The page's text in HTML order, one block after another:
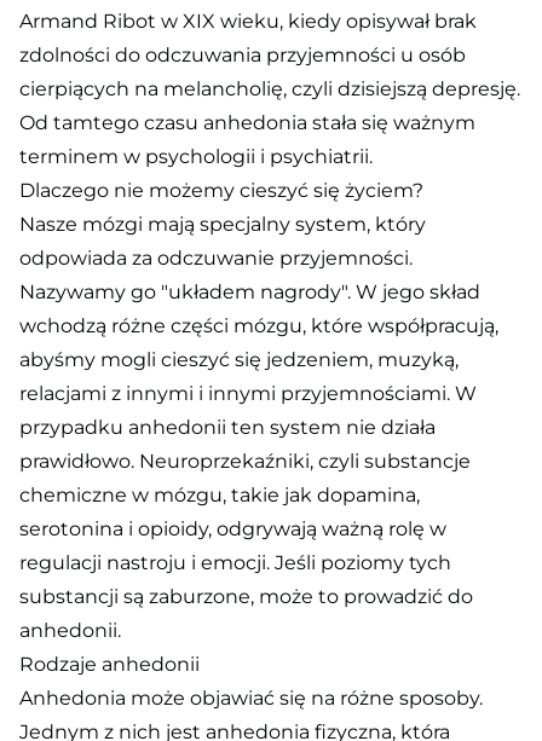
Armand Ribot w XIX wieku, kiedy opisywał brak
zdolności do odczuwania przyjemności u osób
cierpiących na melancholię, czyli dzisiejszą depresję.
Od tamtego czasu anhedonia stała się ważnym
terminem w psychologii i psychiatrii.
Dlaczego nie możemy cieszyć się życiem?
Nasze mózgi mają specjalny system, który
odpowiada za odczuwanie przyjemności.
Nazywamy go "układem nagrody". W jego skład
wchodzą różne części mózgu, które współpracują,
abyśmy mogli cieszyć się jedzeniem, muzyką,
relacjami z innymi i innymi przyjemnościami. W
przypadku anhedonii ten system nie działa
prawidłowo. Neuroprzekaźniki, czyli substancje
chemiczne w mózgu, takie jak dopamina,
serotonina i opioidy, odgrywają ważną rolę w
regulacji nastroju i emocji. Jeśli poziomy tych
substancji są zaburzone, może to prowadzić do
anhedonii.
Rodzaje anhedonii
Anhedonia może objawiać się na różne sposoby.
Jednym z nich jest anhedonia fizyczna, która